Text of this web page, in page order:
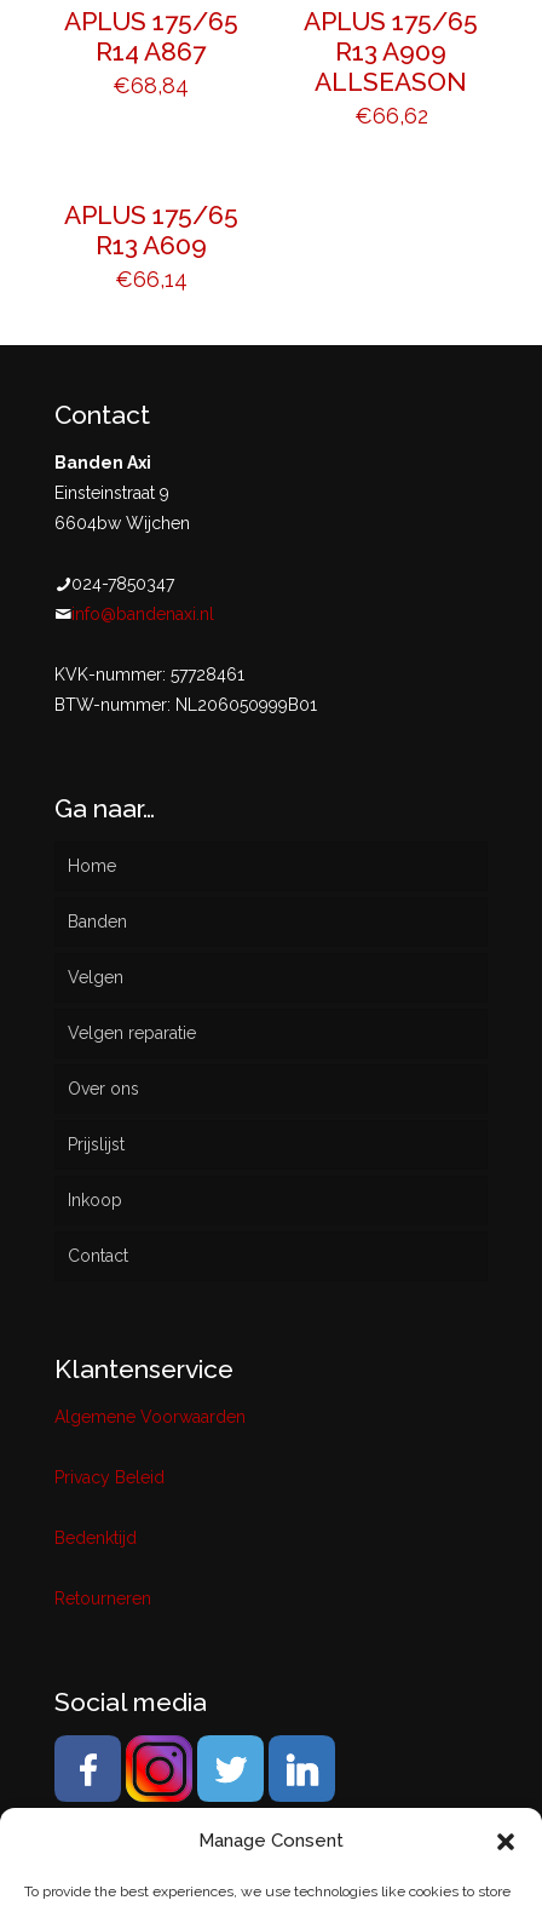
Manage Consent
To provide the best experiences, we use technologies like cookies to store
APLUS 175/65
R14 A867
€68,84
APLUS 175/65
R13 A909
ALLSEASON
€66,62
APLUS 175/65
R13 A609
€66,14
Contact
Banden Axi
Einsteinstraat 9
6604bw Wijchen
024-7850347
info@bandenaxi.nl
KVK-nummer: 57728461
BTW-nummer: NL206050999B01
Ga naar…
Home
Banden
Nieuw
Gebruikt
Velgen
Velgen reparatie
Over ons
Prijslijst
Inkoop
Contact
Klantenservice
Algemene Voorwaarden
Privacy Beleid
Bedenktijd
Retourneren
Social media